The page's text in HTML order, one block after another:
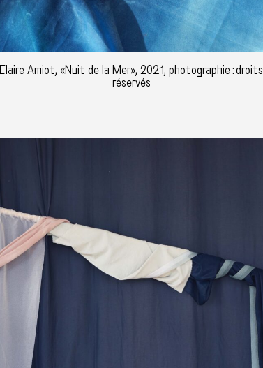
Claire Amiot, «Nuit de la Mer», 2021, photographie : droits
réservés